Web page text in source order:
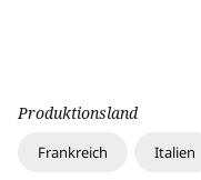
Produktionsland
Frankreich Italien